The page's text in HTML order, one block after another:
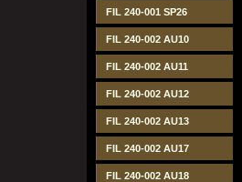
FIL 240-001 SP26
FIL 240-002 AU10
FIL 240-002 AU11
FIL 240-002 AU12
FIL 240-002 AU13
FIL 240-002 AU17
FIL 240-002 AU18